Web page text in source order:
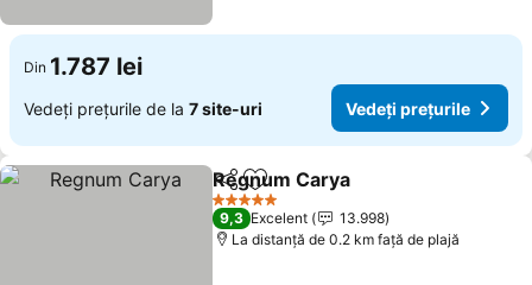
Din 1.787 lei
Vedeți prețurile de la 7 site-uri Vedeți prețurile
DistribuițiAdăugaţi la favorite
Regnum Carya
5 Stele
9,3 Excelent
13.998
La distanță de 0.2 km față de plajă